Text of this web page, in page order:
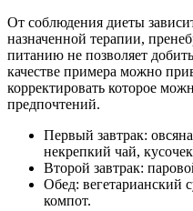
От соблюдения диеты
назначенной терапии,
питанию не позволяет
качестве примера можно
корректировать которое
предпочтений.
Первый завтрак:
некрепкий чай,
Второй завтрак:
Обед: вегетарианский
компот.